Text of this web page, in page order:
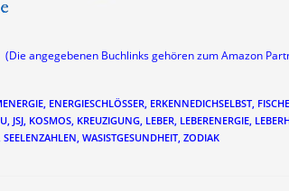
(Die angegebenen Buchlinks gehören zum Amazon
, ENERGIESCHLÖSSER, ERKENNEDICHSELBST, FISCHE
, JSJ, KOSMOS, KREUZIGUNG, LEBER, LEBERENERGIE,
SEELENZAHLEN, WASISTGESUNDHEIT, ZODIAK